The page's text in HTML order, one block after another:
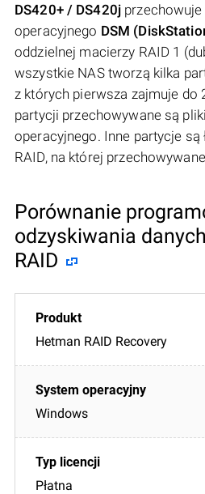
DS420+ / DS420j
operacyjnego DSM
oddzielnej macierzy RAID 1
wszystkie NAS tworzą kilka
z których pierwsza zajmuje do
partycji przechowywane są
operacyjnego. Inne partycje są
RAID, na której
Porównanie
odzyskiwania
RAID
Hetman RAID Recovery
Windows
Płatna